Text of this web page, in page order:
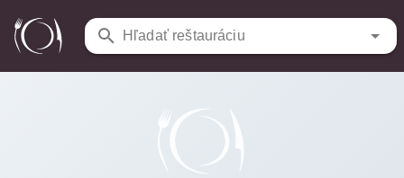
Hľadať reštauráciu
Reštaurácie /